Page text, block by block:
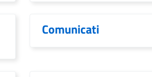
Comunicati